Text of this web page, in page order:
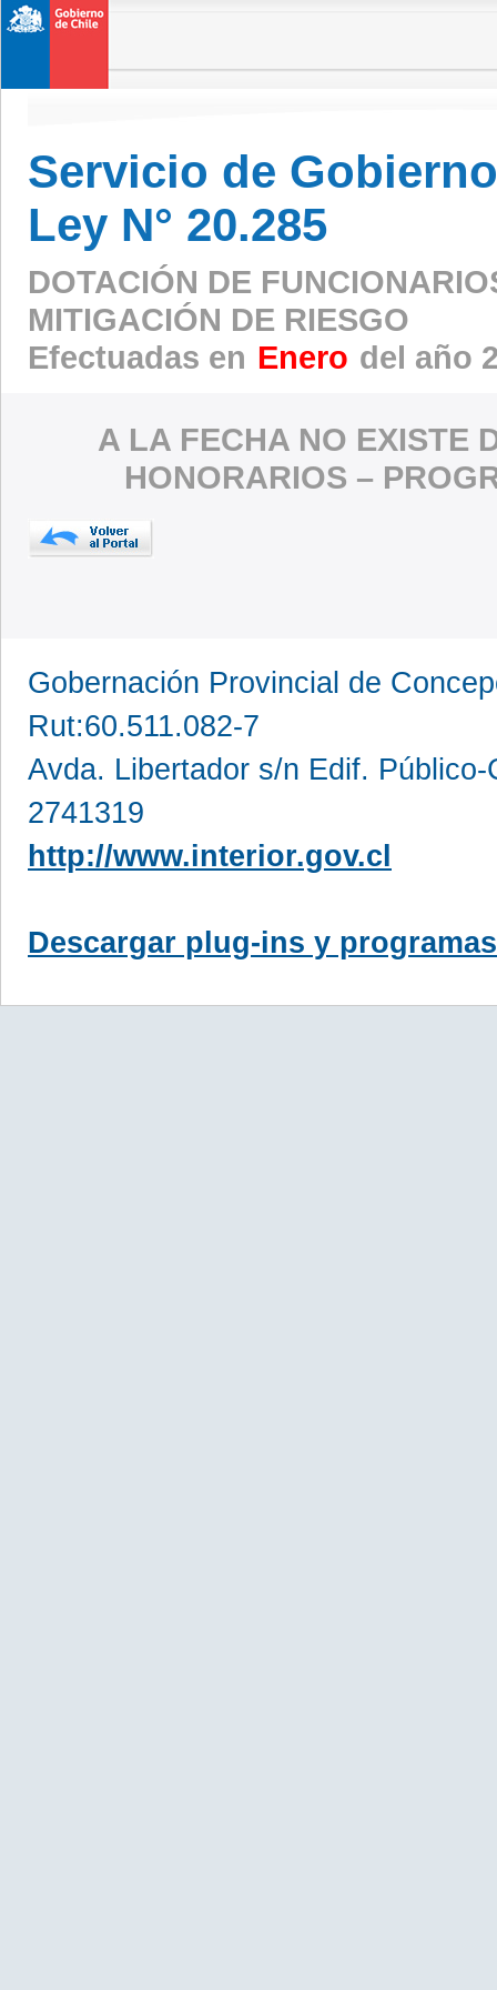
Servicio de
Ley N° 20.285
DOTACIÓN DE
MITIGACIÓN DE RIESGO
Efectuadas en Enero del año
A LA FECHA NO EXISTE
HONORARIOS –
Gobernación Provincial de
Rut:60.511.082-7
Avda. Libertador s/n Edif.
2741319
http://www.interior.gov.cl
Descargar plug-ins y